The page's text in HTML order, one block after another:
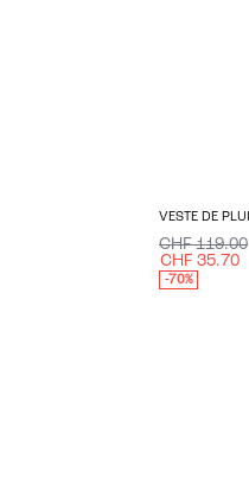
CHF 119.00
CHF 35.70
-70%